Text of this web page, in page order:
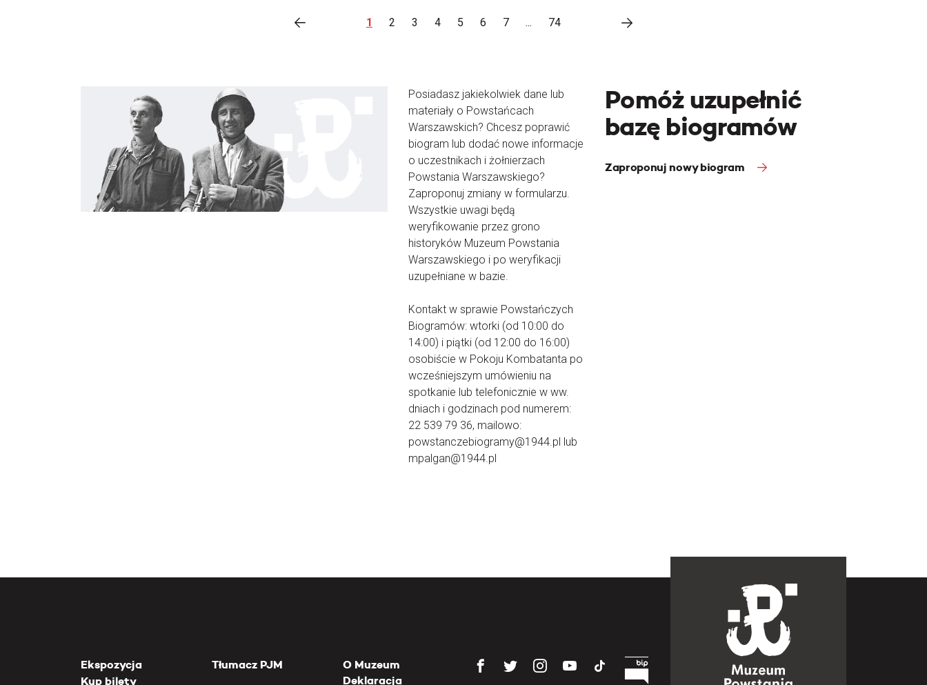
1 2 3 4 5 6 7 ... 74
Posiadasz jakiekolwiek dane lub
materiały o Powstańcach
Warszawskich? Chcesz poprawić
biogram lub dodać nowe informacje
o uczestnikach i żołnierzach
Powstania Warszawskiego?
Zaproponuj zmiany w formularzu.
Wszystkie uwagi będą
weryfikowanie przez grono
historyków Muzeum Powstania
Warszawskiego i po weryfikacji
uzupełniane w bazie.
Kontakt w sprawie Powstańczych
Biogramów: wtorki (od 10:00 do
14:00) i piątki (od 12:00 do 16:00)
osobiście w Pokoju Kombatanta po
wcześniejszym umówieniu na
spotkanie lub telefonicznie w ww.
dniach i godzinach pod numerem:
22 539 79 36, mailowo:
powstanczebiogramy@1944.pl lub
mpalgan@1944.pl
Pomóż uzupełnić
bazę biogramów
Zaproponuj nowy biogram
Ekspozycja
Kup bilety
Tłumacz PJM
O Muzeum
Deklaracja